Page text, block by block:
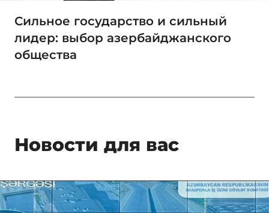
Сильное государство и сильный
лидер: выбор азербайджанского
общества
Новости для вас